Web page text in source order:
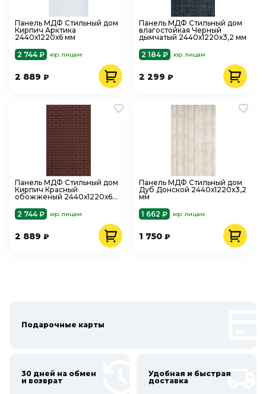
Панель МДФ Стильный дом
Кирпич Арктика
2440х1220х6 мм
2 744 ₽
юр. лицам
2 889 ₽
Панель МДФ Стильный дом
влагостойкая Черный
дымчатый 2440х1220х3,2 мм
2 184 ₽
юр. лицам
2 299₽
Панель МДФ Стильный дом
Кирпич Красный
обожженый 2440х1220х6
2 744 ₽
юр. лицам
2 889 ₽
Панель МДФ Стильный дом
Дуб Донской 2440х1220х3,2
мм
1 662 ₽
юр. лицам
1 750₽
Подарочные карты
30 дней на обмен
и возврат
Удобная и быстрая
доставка